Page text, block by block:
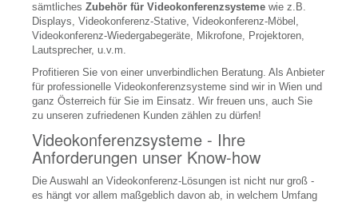
VERKAUF
LCD Beamer
DLP Beamer
LED, LED-Laser Beamer
Laserbeamer
Medical Beamer, DICOM
sämtliches Zubehör für Videokonferenzsysteme wie z.B.
Displays, Videokonferenz-Stative, Videokonferenz-Möbel,
Videokonferenz-Wiedergabegeräte, Mikrofone, Projektoren,
Lautsprecher, u.v.m.
Profitieren Sie von einer unverbindlichen Beratung. Als Anbieter
für professionelle Videokonferenzsysteme sind wir in Wien und
ganz Österreich für Sie im Einsatz. Wir freuen uns, auch Sie
zu unseren zufriedenen Kunden zählen zu dürfen!
Videokonferenzsysteme - Ihre
Anforderungen unser Know-how
Die Auswahl an Videokonferenz-Lösungen ist nicht nur groß -
es hängt vor allem maßgeblich davon ab, in welchem Umfang